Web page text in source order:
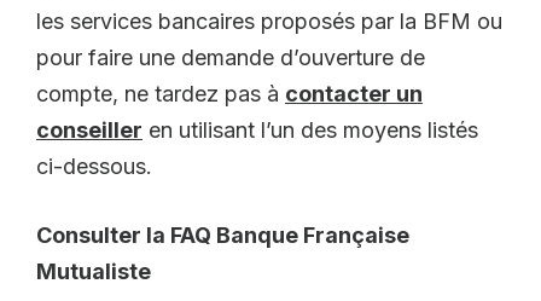
les services bancaires proposés par la BFM ou
pour faire une demande d’ouverture de
compte, ne tardez pas à contacter un
conseiller en utilisant l’un des moyens listés
ci-dessous.
Consulter la FAQ Banque Française
Mutualiste